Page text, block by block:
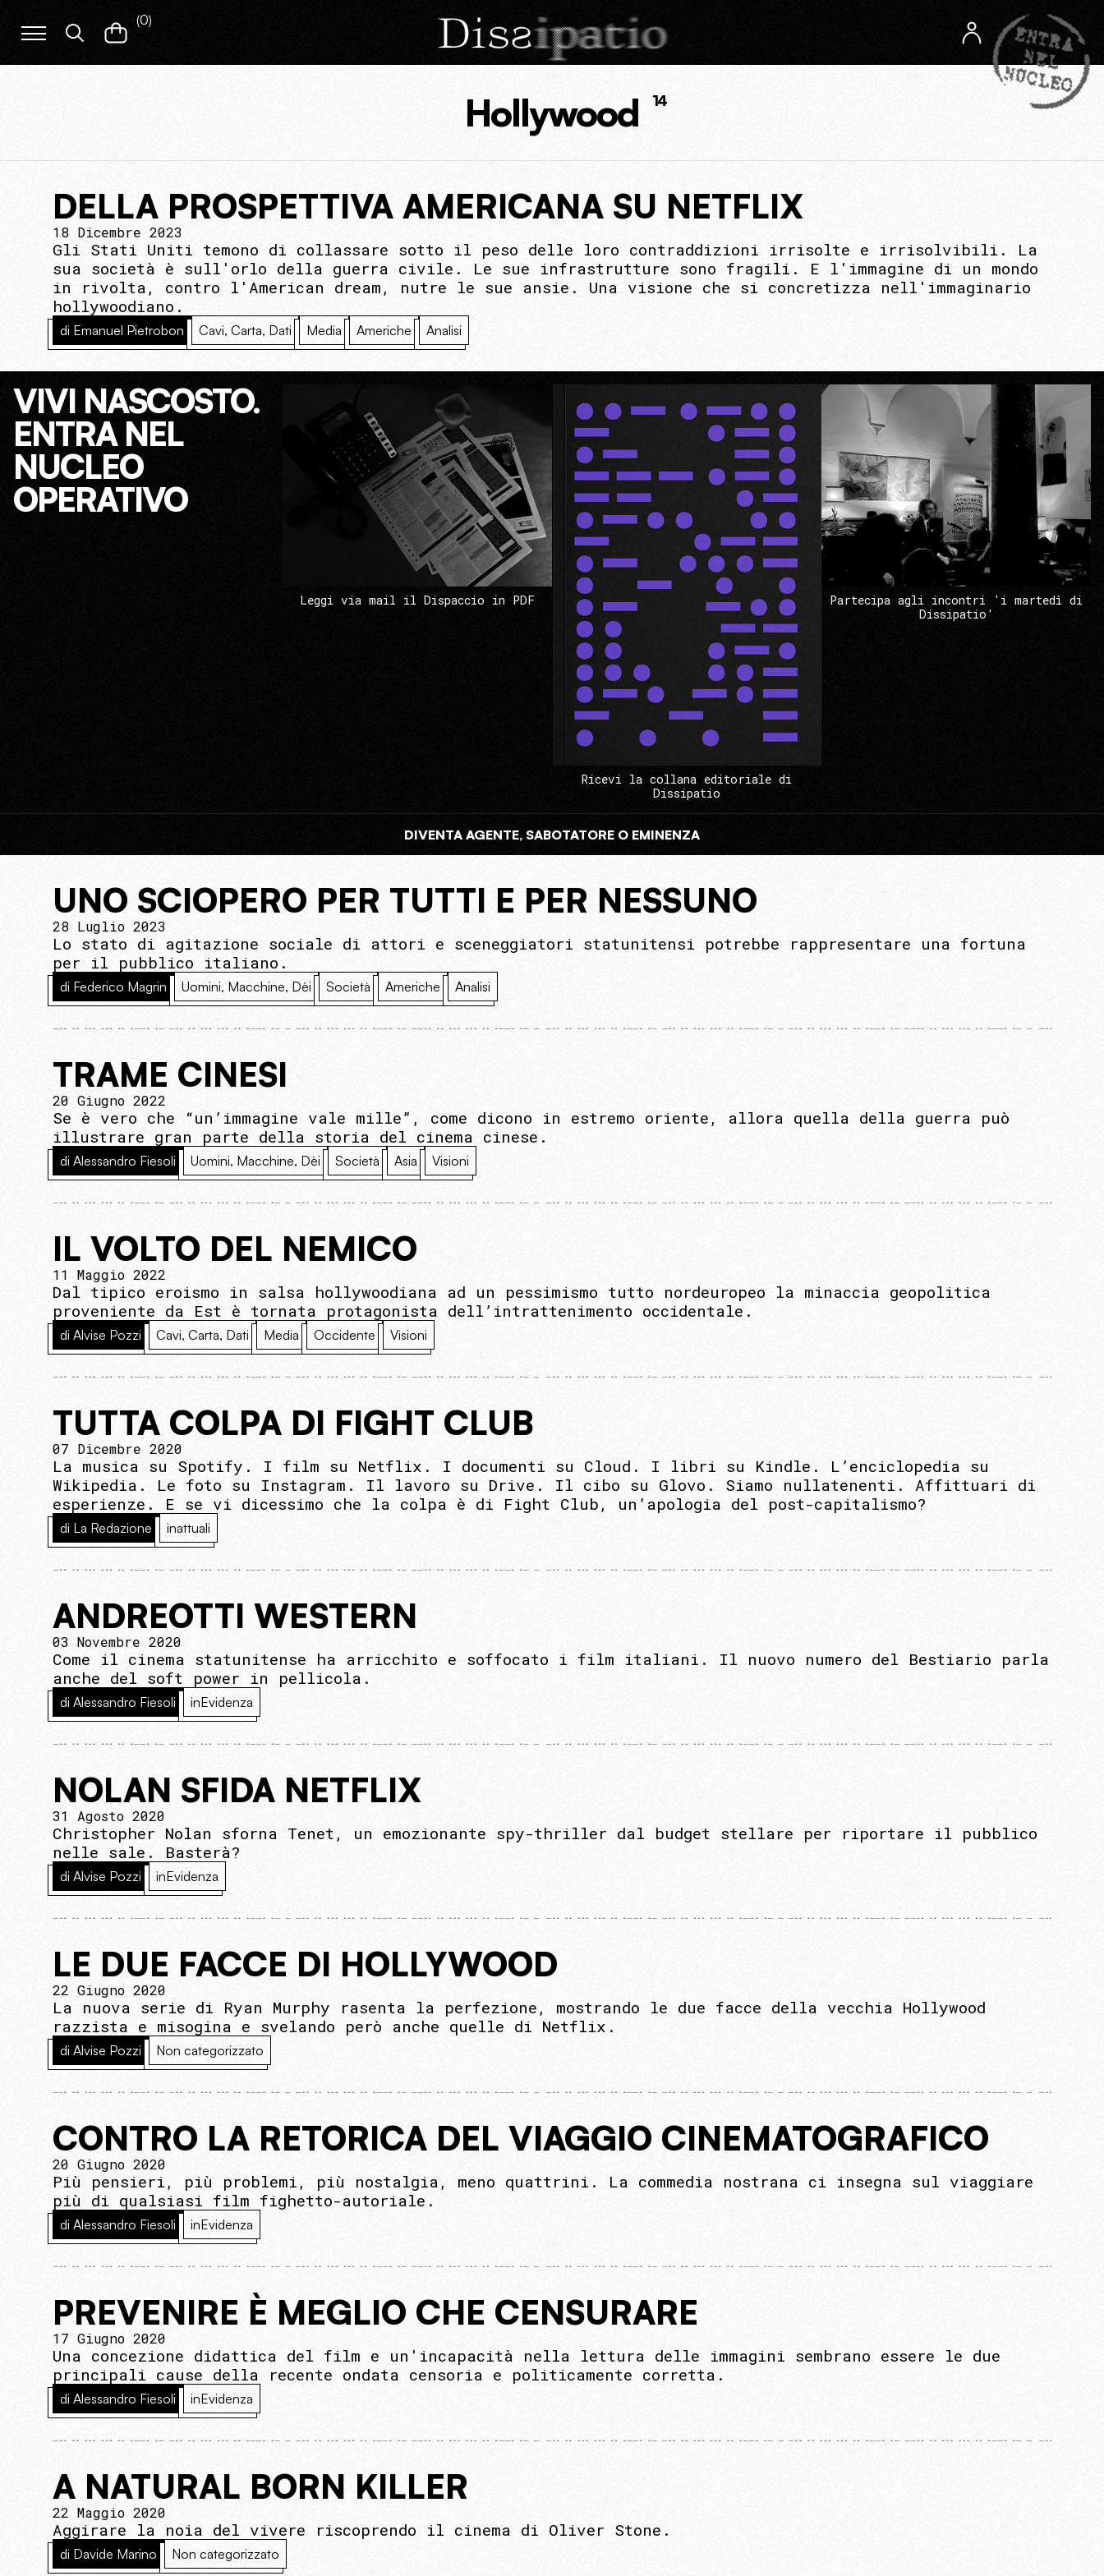
(0)
Hollywood 14
DELLA PROSPETTIVA AMERICANA SU NETFLIX
18 Dicembre 2023
Gli Stati Uniti temono di collassare sotto il peso delle loro contraddizioni irrisolte e irrisolvibili. La
sua società è sull'orlo della guerra civile. Le sue infrastrutture sono fragili. E l'immagine di un mondo
in rivolta, contro l'American dream, nutre le sue ansie. Una visione che si concretizza nell'immaginario
hollywoodiano.
di Emanuel Pietrobon Cavi, Carta, Dati Media Americhe Analisi
VIVI NASCOSTO.
ENTRA NEL
NUCLEO
OPERATIVO
Leggi via mail il Dispaccio in PDF
Ricevi la collana editoriale di
Dissipatio
Partecipa agli incontri 'i martedì di
Dissipatio'
DIVENTA AGENTE, SABOTATORE O EMINENZA
UNO SCIOPERO PER TUTTI E PER NESSUNO
28 Luglio 2023
Lo stato di agitazione sociale di attori e sceneggiatori statunitensi potrebbe rappresentare una fortuna
per il pubblico italiano.
di Federico Magrin Uomini, Macchine, Dèi Società Americhe Analisi
TRAME CINESI
20 Giugno 2022
Se è vero che “un’immagine vale mille”, come dicono in estremo oriente, allora quella della guerra può
illustrare gran parte della storia del cinema cinese.
di Alessandro Fiesoli Uomini, Macchine, Dèi Società Asia Visioni
IL VOLTO DEL NEMICO
11 Maggio 2022
Dal tipico eroismo in salsa hollywoodiana ad un pessimismo tutto nordeuropeo la minaccia geopolitica
proveniente da Est è tornata protagonista dell’intrattenimento occidentale.
di Alvise Pozzi Cavi, Carta, Dati Media Occidente Visioni
TUTTA COLPA DI FIGHT CLUB
07 Dicembre 2020
La musica su Spotify. I film su Netflix. I documenti su Cloud. I libri su Kindle. L’enciclopedia su
Wikipedia. Le foto su Instagram. Il lavoro su Drive. Il cibo su Glovo. Siamo nullatenenti. Affittuari di
esperienze. E se vi dicessimo che la colpa è di Fight Club, un’apologia del post-capitalismo?
di La Redazione inattuali
ANDREOTTI WESTERN
03 Novembre 2020
Come il cinema statunitense ha arricchito e soffocato i film italiani. Il nuovo numero del Bestiario parla
anche del soft power in pellicola.
di Alessandro Fiesoli inEvidenza
NOLAN SFIDA NETFLIX
31 Agosto 2020
Christopher Nolan sforna Tenet, un emozionante spy-thriller dal budget stellare per riportare il pubblico
nelle sale. Basterà?
di Alvise Pozzi inEvidenza
LE DUE FACCE DI HOLLYWOOD
22 Giugno 2020
La nuova serie di Ryan Murphy rasenta la perfezione, mostrando le due facce della vecchia Hollywood
razzista e misogina e svelando però anche quelle di Netflix.
di Alvise Pozzi Non categorizzato
CONTRO LA RETORICA DEL VIAGGIO CINEMATOGRAFICO
20 Giugno 2020
Più pensieri, più problemi, più nostalgia, meno quattrini. La commedia nostrana ci insegna sul viaggiare
più di qualsiasi film fighetto-autoriale.
di Alessandro Fiesoli inEvidenza
PREVENIRE È MEGLIO CHE CENSURARE
17 Giugno 2020
Una concezione didattica del film e un'incapacità nella lettura delle immagini sembrano essere le due
principali cause della recente ondata censoria e politicamente corretta.
di Alessandro Fiesoli inEvidenza
A NATURAL BORN KILLER
22 Maggio 2020
Aggirare la noia del vivere riscoprendo il cinema di Oliver Stone.
di Davide Marino Non categorizzato